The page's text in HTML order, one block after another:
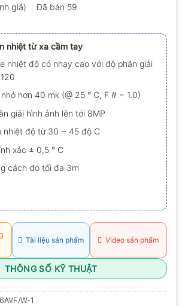
giá) Đã bán 59
nhiệt từ xa cầm tay
nhiệt độ có nhạy cao với độ phân giải
hơn 40 mk (@ 25 ° C, F # = 1.0)
giải hình ảnh lên tới 8MP
nhiệt độ từ 30 ~ 45 độ C
xác ± 0,5 ° C
cách đo tối đa 3m
Tài liệu sản phẩm Video sản phẩm
THÔNG SỐ KỸ THUẬT
W-1